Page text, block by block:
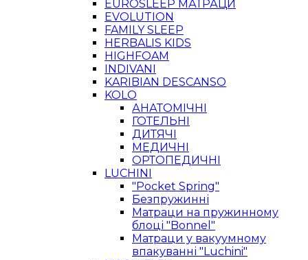
EUROSLEEP МАТРАЦИ
EVOLUTION
FAMILY SLEEP
HERBALIS KIDS
HIGHFOAM
INDIVANI
KARIBIAN DESCANSO
KOLO
АНАТОМІЧНІ
ГОТЕЛЬНІ
ДИТЯЧІ
МЕДИЧНІ
ОРТОПЕДИЧНІ
LUCHINI
"Pocket Spring"
Безпружинні
Матраци на пружинному
блоці "Bonnel"
Матраци у вакуумному
впакуванні "Luchini"